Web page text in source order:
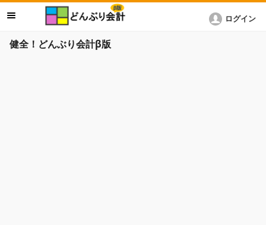
健全！どんぶり会計β版
ログイン